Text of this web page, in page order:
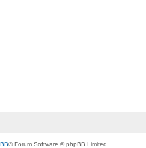
® Forum Software © phpBB Limited